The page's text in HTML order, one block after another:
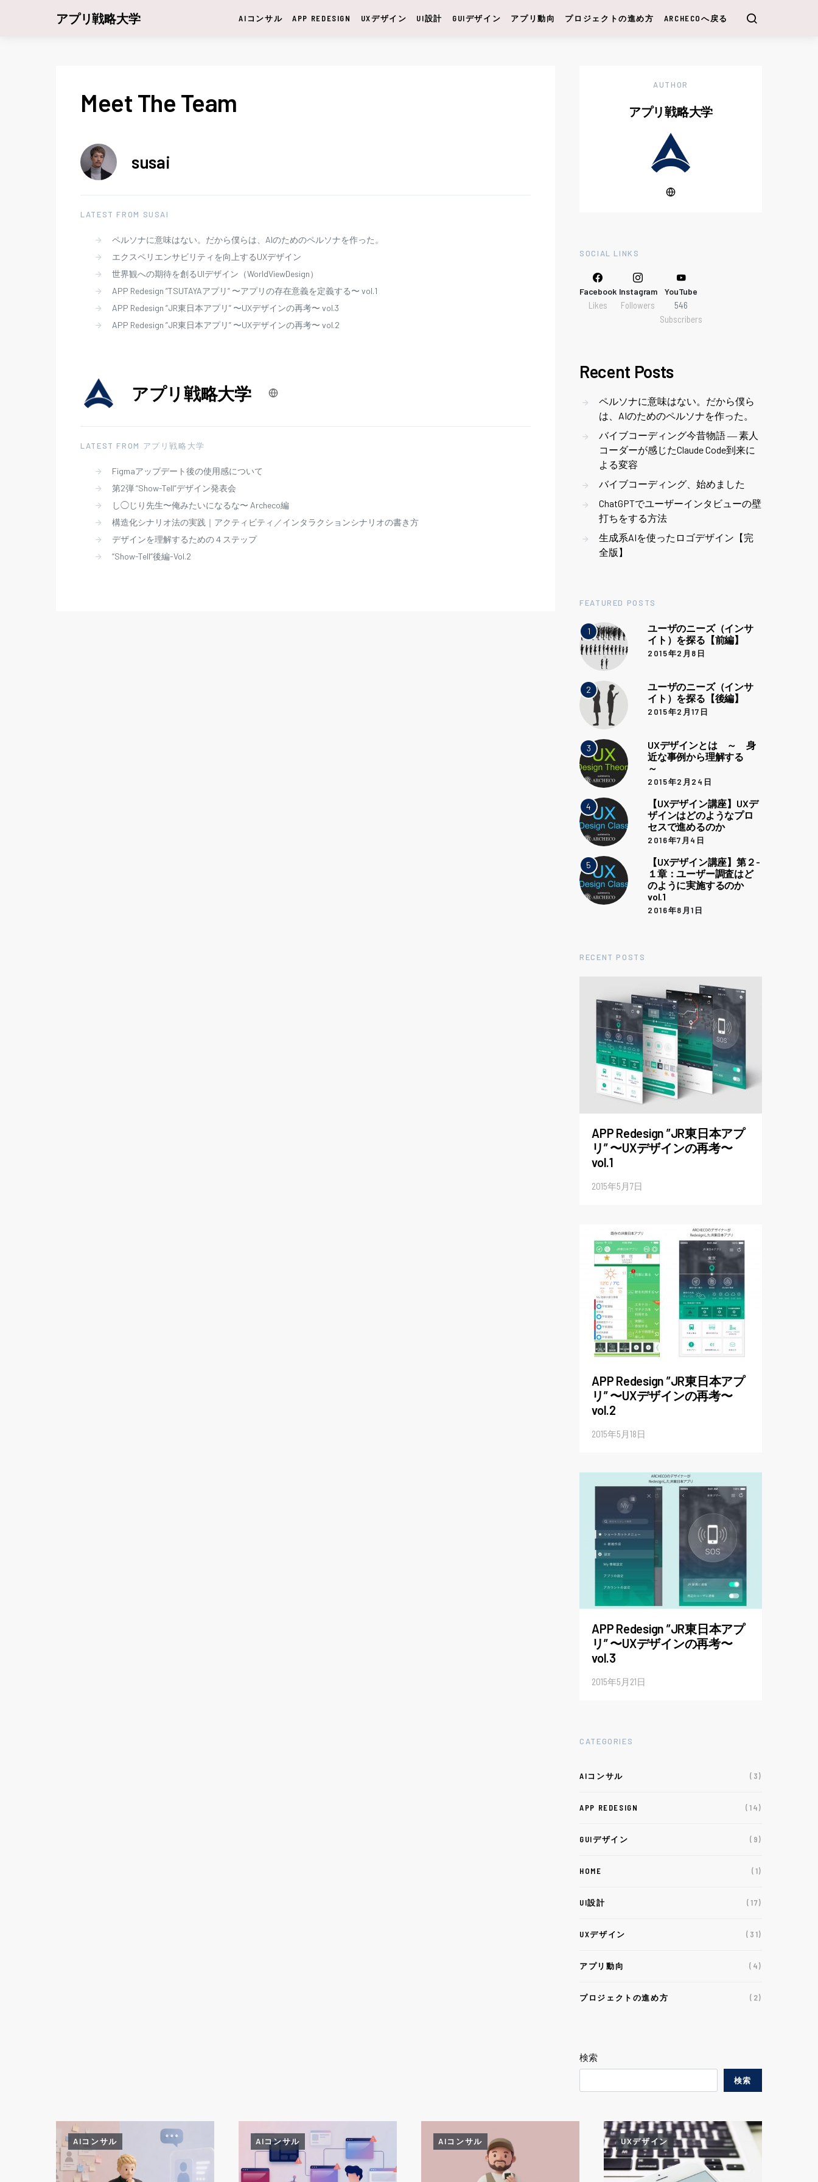
アプリ戦略大学 AIコンサル APP REDESIGN UXデザイン UI設計 GUIデザイン アプリ動向 プロジェクトの進め方 ARCHECOへ戻る
Meet The Team
susai
LATEST FROM SUSAI
ペルソナに意味はない。だから僕らは、AIのためのペルソナを作った。
エクスペリエンサビリティを向上するUXデザイン
世界観への期待を創るUIデザイン（WorldViewDesign）
APP Redesign ”TSUTAYAアプリ” 〜アプリの存在意義を定義する〜 vol.1
APP Redesign ”JR東日本アプリ” 〜UXデザインの再考〜 vol.3
APP Redesign ”JR東日本アプリ” 〜UXデザインの再考〜 vol.2
アプリ戦略大学
LATEST FROM アプリ戦略大学
Figmaアップデート後の使用感について
第2弾 “Show-Tell”デザイン発表会
し◯じり先生〜俺みたいになるな〜 Archeco編
構造化シナリオ法の実践｜アクティビティ／インタラクションシナリオの書き方
デザインを理解するための４ステップ
“Show-Tell”後編-Vol.2
AUTHOR
アプリ戦略大学
SOCIAL LINKS
Facebook
Likes
Instagram
Followers
YouTube
546
Subscribers
Recent Posts
ペルソナに意味はない。だから僕ら
は、AIのためのペルソナを作った。
バイブコーディング今昔物語 ― 素人
コーダーが感じたClaude Code到来に
よる変容
バイブコーディング、始めました
ChatGPTでユーザーインタビューの壁
打ちをする方法
生成系AIを使ったロゴデザイン【完
全版】
FEATURED POSTS
1
ユーザのニーズ（インサ
イト）を探る【前編】
2015年2月8日
2
ユーザのニーズ（インサ
イト）を探る【後編】
2015年2月17日
3
UXデザインとは ～ 身
近な事例から理解する
～
2015年2月24日
4
【UXデザイン講座】UXデ
ザインはどのようなプロ
セスで進めるのか
2016年7月4日
5
【UXデザイン講座】第２-
１章：ユーザー調査はど
のように実施するのか
vol.1
2016年8月1日
RECENT POSTS
APP Redesign ”JR東日本アプ
リ” 〜UXデザインの再考〜
vol.1
2015年5月7日
APP Redesign ”JR東日本アプ
リ” 〜UXデザインの再考〜
vol.2
2015年5月18日
APP Redesign ”JR東日本アプ
リ” 〜UXデザインの再考〜
vol.3
2015年5月21日
CATEGORIES
AIコンサル (3)
APP REDESIGN (14)
GUIデザイン (9)
HOME (1)
UI設計 (17)
UXデザイン (31)
アプリ動向 (4)
プロジェクトの進め方 (2)
検索
検索
AIコンサル AIコンサル AIコンサル UXデザイン